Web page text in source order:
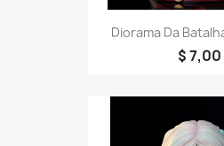
Diorama Da
$ 7,00